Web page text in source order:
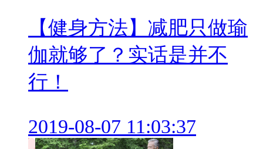
【健身方法】减肥只做瑜
伽就够了？实话是并不
行！
2019-08-07 11:03:37